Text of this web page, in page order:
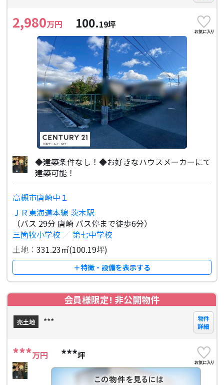
2,980万円 100.19坪
◆建築条件なし！◆お好きなハウスメーカーにて
建築可能！
高槻市唐崎中１
ＪＲ東海道本線 茨木駅
（バス 29分 唐崎 バス停まで徒歩6分）
三箇牧小学校 ／ 第七中学校
土地：331.23㎡(100.19坪)
＋特徴・設備を表示する
会員様限定! 非公開物件
売土地 ***
物件
詳細
***万円 ***坪